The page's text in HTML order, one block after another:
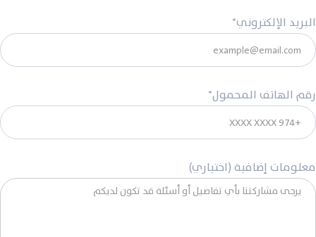
البريد الإلكتروني*
رقم الهاتف المحمول*
معلومات إضافية (اختياري)